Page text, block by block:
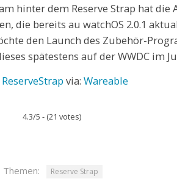
hinter dem Reserve Strap hat
die bereits au watchOS 2.0.1
den Launch des Zubehör-
spätestens auf der WWDC im
ReserveStrap via: Wareable
4.3/5 - (21 votes)
Reserve Strap